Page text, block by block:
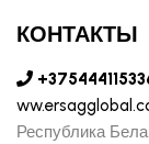
КОНТАКТЫ
Республика